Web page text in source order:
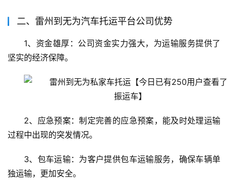
二、雷州到无为汽车托运平台公司优势
1、资金雄厚：公司资金实力强大，为运输服务提供了
坚实的经济保障。
2、应急预案：制定完善的应急预案，能及时处理运输
过程中出现的突发情况。
3、包车运输：为客户提供包车运输服务，确保车辆单
独运输，更加安全。